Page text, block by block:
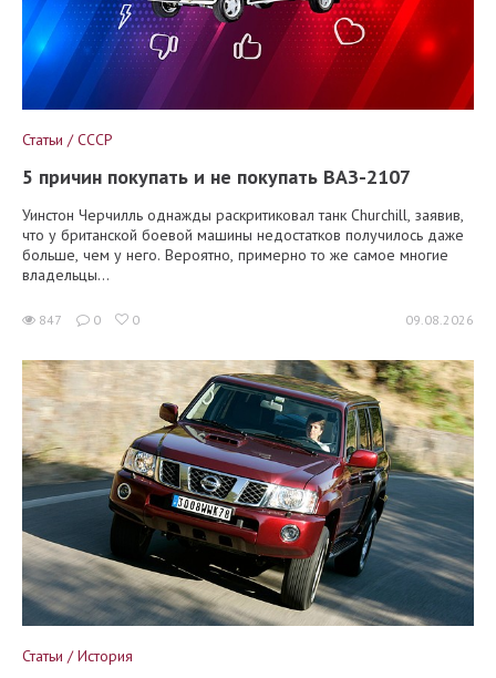
Статьи / СССР
5 причин покупать и не покупать ВАЗ-2107
Уинстон Черчилль однажды раскритиковал танк Churchill, заявив,
что у британской боевой машины недостатков получилось даже
больше, чем у него. Вероятно, примерно то же самое многие
владельцы...
847 0 0 09.08.2026
Статьи / История